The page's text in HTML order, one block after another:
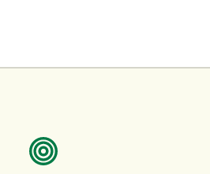
ヤングケアラーを支える